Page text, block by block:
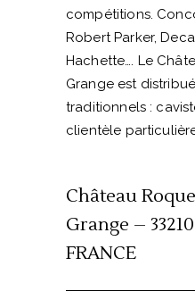
compétitions.
Robert Parker,
Hachette…. Le
Grange est
traditionnels :
clientèle
Château
Grange –
FRANCE